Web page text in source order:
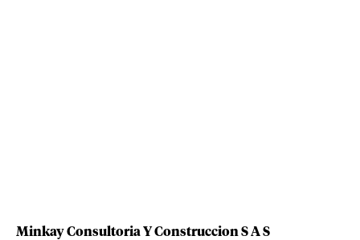
Minkay Consultoria Y Construccion S A S